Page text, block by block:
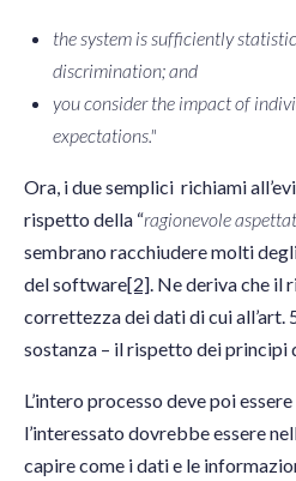
the system is sufficiently
discrimination; and
you consider the impact of
expectations."
Ora, i due semplici richiami
rispetto della “ragionevole
sembrano racchiudere molti
del software[2]. Ne deriva che il
correttezza dei dati di cui all’art.
sostanza – il rispetto dei
L’intero processo deve poi essere
l’interessato dovrebbe essere
capire come i dati e le